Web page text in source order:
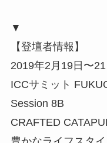
栗田 紘
seak株式会社
代表取締役社長
公式HP| STARTUP
1983年神奈川県横